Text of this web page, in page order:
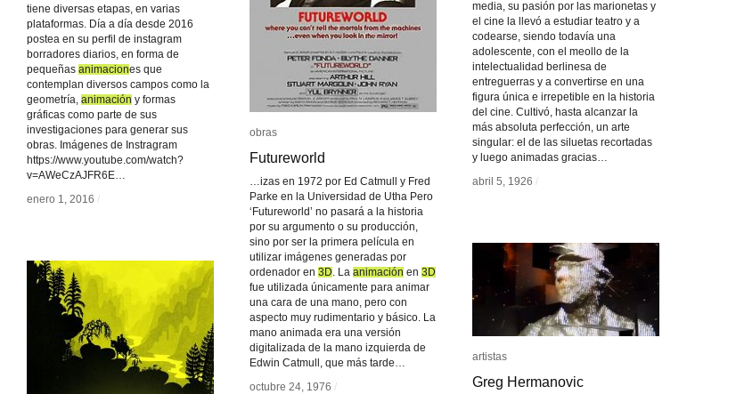
media, su pasión por las marionetas y
el cine la llevó a estudiar teatro y a
codearse, siendo todavía una
adolescente, con el meollo de la
intelectualidad berlinesa de
entreguerras y a convertirse en una
figura única e irrepetible en la historia
del cine. Cultivó, hasta alcanzar la
más absoluta perfección, un arte
singular: el de las siluetas recortadas
y luego animadas gracias…
abril 5, 1926 /
abril 5, 1926 /
tiene diversas etapas, en varias
plataformas. Día a día desde 2016
postea en su perfil de instagram
borradores diarios, en forma de
pequeñas animaciones que
contemplan diversos campos como la
geometría, animación y formas
gráficas como parte de sus
investigaciones para generar sus
obras. Imágenes de Instragram
https://www.youtube.com/watch?
v=AWeCzAJFR6E…
enero 1, 2016 /
animacion
animación
enero 1, 2016 /
obras
Futureworld
…izas en 1972 por Ed Catmull y Fred
Parke en la Universidad de Utha Pero
‘Futureworld’ no pasará a la historia
por su argumento o su producción,
sino por ser la primera película en
utilizar imágenes generadas por
ordenador en 3D . La animación en 3D
fue utilizada únicamente para animar
una cara de una mano, pero con
aspecto muy rudimentario y básico. La
mano animada era una versión
digitalizada de la mano izquierda de
Edwin Catmull, que más tarde…
octubre 24, 1976 /
obras
Futureworld
3D animación 3D
octubre 24, 1976 /
artistas
Greg Hermanovic
artistas
Greg Hermanovic